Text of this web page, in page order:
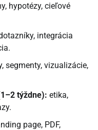
hypotézy, cieľové
integrácia
segmenty, vizualizácie,
týždne): etika,
page, PDF,